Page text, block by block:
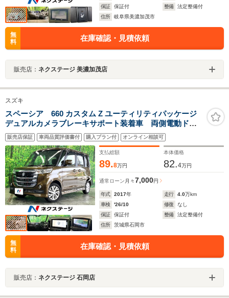
保証
保証付 整備
法定整備付
住所
岐阜県美濃加茂市
無
料
在庫確認・見積依頼
販売店： ネクステージ 美濃加茂店
スズキ
スペーシア 660 カスタム Z ユーティリティパッケージ
デュアルカメラブレーキサポート装着車 両側電動ド
ア 純正SDナビ バックカメラ 衝突被害軽減システ
ム シートヒーター スマートキー HIDヘッド 純正14
インチアルミ 車線逸脱警報 オートライト オートエ
アコン Bluetooth CD
販売店保証 車両品質評価書付 購入プラン付 オンライン相談可
支払総額
89.8万円
本体価格
82.4万円
通常ローン 月々7,000円
年式 2017年 走行 4.0万km
車検
'26/10 修復
なし
保証
保証付 整備
法定整備付
住所
茨城県石岡市
無
料
在庫確認・見積依頼
販売店： ネクステージ 石岡店